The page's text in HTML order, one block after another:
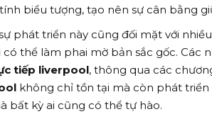
biểu tượng, tạo nên sự cân bằng
phát triển này cũng đối mặt với
có thể làm phai mờ bản sắc gốc. Các
tiếp liverpool, thông qua các
không chỉ tồn tại mà còn phát
bất kỳ ai cũng có thể tự hào.